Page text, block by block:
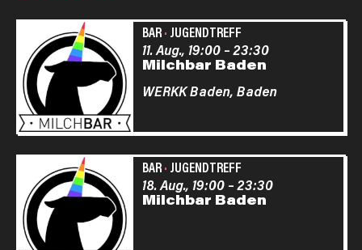
BAR· JUGENDTREFF
Milchbar Baden
11. Aug., 19:00–23:30
WERKK Baden, Baden
BAR· JUGENDTREFF
Milchbar Baden
18. Aug., 19:00–23:30